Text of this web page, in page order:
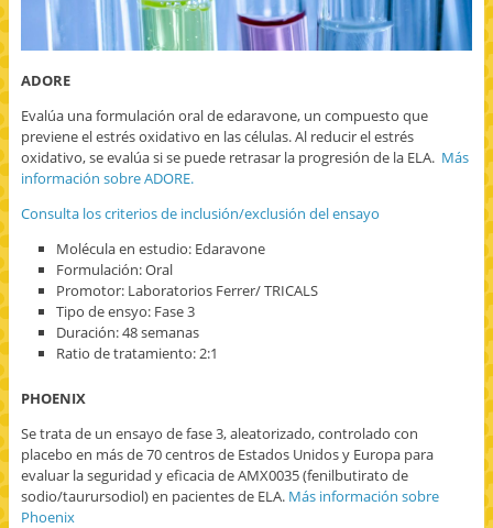
ADORE
Evalúa una formulación oral de edaravone, un compuesto que
previene el estrés oxidativo en las células. Al reducir el estrés
oxidativo, se evalúa si se puede retrasar la progresión de la ELA. Más
información sobre ADORE.
Consulta los criterios de inclusión/exclusión del ensayo
Molécula en estudio: Edaravone
Formulación: Oral
Promotor: Laboratorios Ferrer/ TRICALS
Tipo de ensyo: Fase 3
Duración: 48 semanas
Ratio de tratamiento: 2:1
PHOENIX
Se trata de un ensayo de fase 3, aleatorizado, controlado con
placebo en más de 70 centros de Estados Unidos y Europa para
evaluar la seguridad y eficacia de AMX0035 (fenilbutirato de
sodio/taurursodiol) en pacientes de ELA. Más información sobre
Phoenix